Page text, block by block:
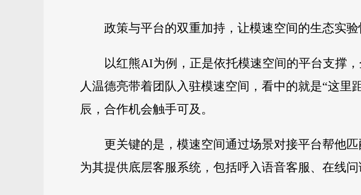
政策与平台的双重加持，让模速空间的生态实验
以红熊AI为例，正是依托模速空间的平台支撑
人温德亮带着团队入驻模速空间，看中的就是“这
辰，合作机会触手可及。
更关键的是，模速空间通过场景对接平台帮他
为其提供底层客服系统，包括呼入语音客服、在线问